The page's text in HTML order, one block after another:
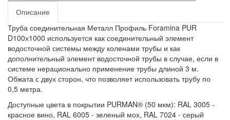
Описание
Труба соединительная Металл Профиль Foramina PUR
D100х1000 используется как соединительный элемент
водосточной системы между коленами трубы и как
дополнительный элемент водосточной трубы в случае, если в
системе нерационально применение трубы длиной 3 м.
Обжата с двух сторон, что позволяет использовать трубу по
0,5 метра.
Доступные цвета в покрытии PURMAN® (50 мкм): RAL 3005 -
красное вино, RAL 6005 - зеленый мох, RAL 7024 - серый